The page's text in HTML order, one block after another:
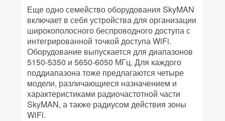
Еще одно семейство оборудования SkyMAN
включает в себя устройства для организации
широкополосного беспроводного доступа с
интегрированной точкой доступа WiFi.
Оборудование выпускается для диапазонов
5150-5350 и 5650-6050 МГц. Для каждого
поддиапазона тоже предлагаются четыре
модели, различающиеся назначением и
характеристиками радиочастотной части
SkyMAN, а также радиусом действия зоны
WiFi.